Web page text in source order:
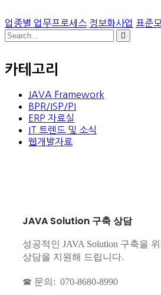
업종별 업무프로세스 정보화사업 표준
카테고리
JAVA Framework
BPR/ISP/PI
ERP 자료실
IT 트렌드 및 소식
웹개발자료
JAVA Solution 구축 상담
성공적인 JAVA Solution 구축을
상담을 지원해 드립니다.
☎ 문의: 070-8680-8990